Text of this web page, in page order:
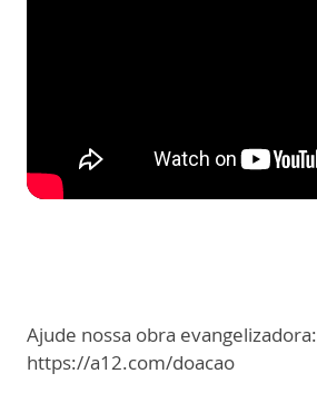
Ajude nossa obra evangelizadora:
https://a12.com/doacao